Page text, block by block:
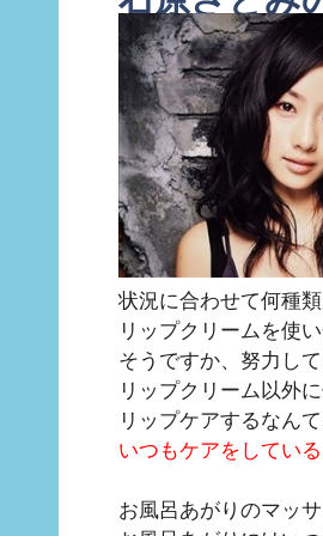
状況に合わせて何種類
リップクリームを使
そうですか、努力して
リップクリーム以外
リップケアするなん
いつもケアをしている
お風呂あがりのマッサ